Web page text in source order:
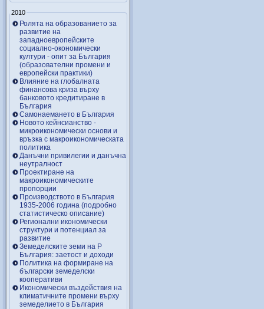
2010
Ролята на образованието за
развитие на
западноевропейските
социално-окономически
култури - опит за България
(образователни промени и
европейски практики)
Влияние на глобалната
финансова криза върху
банковото кредитиране в
България
Самонаемането в България
Новото кейнсианство -
микроикономически основи и
връзка с макроикономическата
политика
Данъчни привилегии и данъчна
неутралност
Проектиране на
макроикономическите
пропорции
Производството в България
1935-2006 година (подробно
статистическо описание)
Регионални икономически
структури и потенциал за
развитие
Земеделските земи на Р
България: заетост и доходи
Политика на формиране на
български земеделски
кооперативи
Икономически въздействия на
климатичните промени върху
земеделието в България